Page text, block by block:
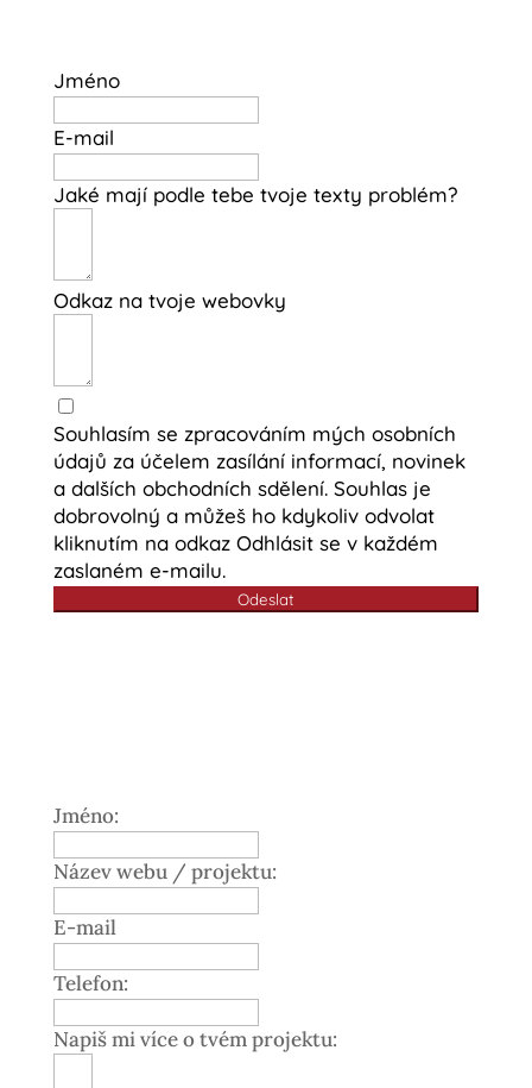
Jméno
E-mail
Jaké mají podle tebe tvoje texty problém?
Odkaz na tvoje webovky
Souhlasím se zpracováním mých osobních
údajů za účelem zasílání informací, novinek
a dalších obchodních sdělení. Souhlas je
dobrovolný a můžeš ho kdykoliv odvolat
kliknutím na odkaz Odhlásit se v každém
zaslaném e-mailu.
Odeslat
Jméno:
Název webu / projektu:
E-mail
Telefon:
Napiš mi více o tvém projektu: